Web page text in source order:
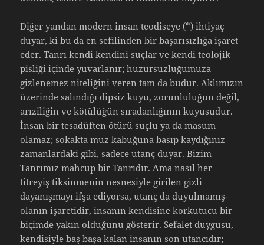
Diğer yandan modern insan teodiseye (*) ihtiyaç
duyar, ki bu da en sefilinden bir başarısızlığa işaret
eder. Tanrı kendi kendini suçlar ve kendi teolojik
pisliği içinde yuvarlanır; huzursuzluğumuza
gizlenemez niteliğini veren tam da budur. Aklımızın
üzerinde salındığı dipsiz kuyu, zorunluluğun değil,
arıziliğin ve kötülüğün sıradanlığının kuyusudur.
İnsan bir tesadüften ötürü suçlu ya da masum
olamaz; sokakta muz kabuğuna basıp kaydığınız
zamanlardaki gibi, sadece utanç duyar. Bizim
Tanrımız mahcup bir Tanrıdır. Ama nasıl her
titreyiş tiksinmenin nesnesiyle girilen gizli
dayanışmayı ifşa ediyorsa, utanç da duyulmamış-
olanın işaretidir, insanın kendisine korkutucu bir
biçimde yakın olduğunu gösterir. Sefalet duygusu,
kendisiyle baş başa kalan insanın son utancıdır;